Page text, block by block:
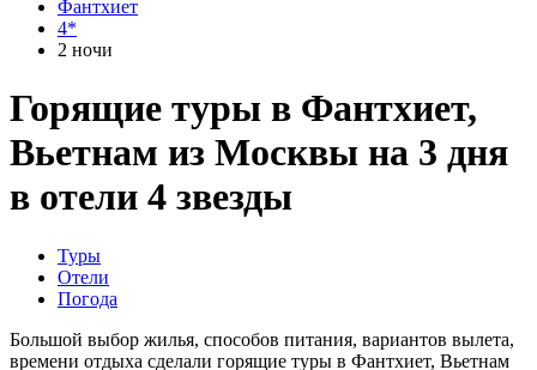
Фантхиет
4*
2 ночи
Горящие туры в Фантхиет,
Вьетнам из Москвы на 3 дня
в отели 4 звезды
Туры
Отели
Погода
Большой выбор жилья, способов питания, вариантов вылета,
времени отдыха сделали горящие туры в Фантхиет, Вьетнам